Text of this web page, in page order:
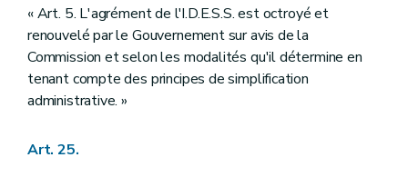
« Art. 5. L'agrément de l'I.D.E.S.S. est octroyé et
renouvelé par le Gouvernement sur avis de la
Commission et selon les modalités qu'il détermine en
tenant compte des principes de simplification
administrative. »
Art. 25.